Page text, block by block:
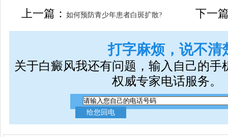
女生应该如何治疗呢
上一篇：如何预防青少年患者白斑扩散? 下一
打字麻烦，说不清
关于白癜风我还有问题，输入自己的手
权威专家电话服务。